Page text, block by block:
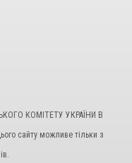
КОМІТЕТУ УКРАЇНИ В
сайту можливе тільки з